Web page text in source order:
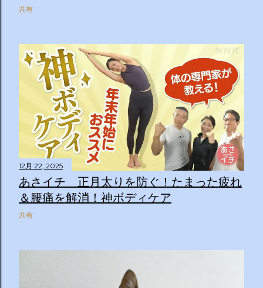
共有
12月 22, 2025
あさイチ 正月太りを防ぐ！たまった疲れ
＆腰痛を解消！神ボディケア
共有